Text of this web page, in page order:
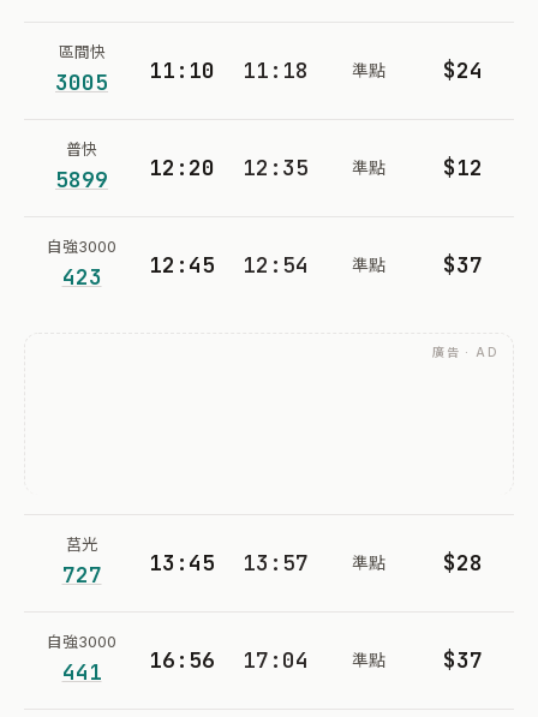
區間快
3005 11:10 11:18 準點 $24
普快
5899 12:20 12:35 準點 $12
自強3000
423 12:45 12:54 準點 $37
廣告 · AD
莒光
727 13:45 13:57 準點 $28
自強3000
441 16:56 17:04 準點 $37